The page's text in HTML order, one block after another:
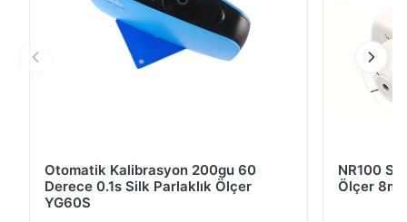
Otomatik Kalibrasyon 200gu 60
Derece 0.1s Silk Parlaklık Ölçer
YG60S
NR100
Ölçer